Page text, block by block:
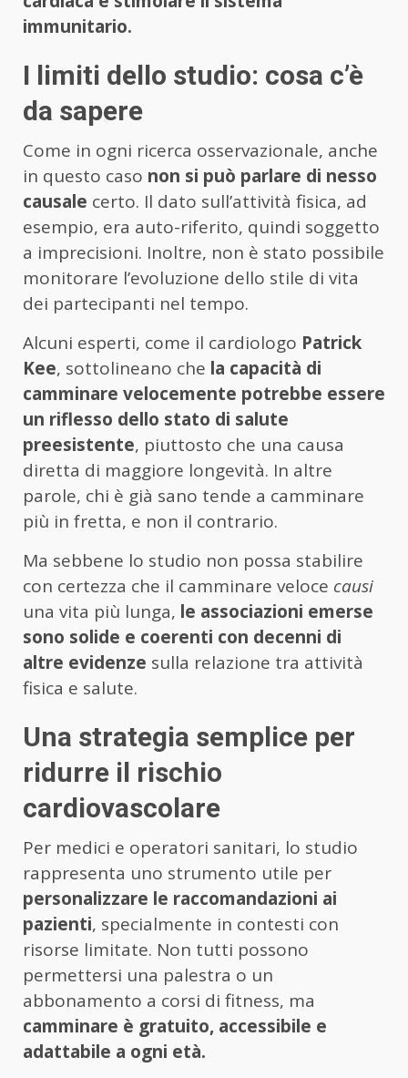
immunitario.
I limiti dello studio: cosa c’è
da sapere
Come in ogni ricerca osservazionale, anche
in questo caso non si può parlare di nesso
causale certo. Il dato sull’attività fisica, ad
esempio, era auto-riferito, quindi soggetto
a imprecisioni. Inoltre, non è stato possibile
monitorare l’evoluzione dello stile di vita
dei partecipanti nel tempo.
Alcuni esperti, come il cardiologo Patrick
Kee, sottolineano che la capacità di
camminare velocemente potrebbe essere
un riflesso dello stato di salute
preesistente, piuttosto che una causa
diretta di maggiore longevità. In altre
parole, chi è già sano tende a camminare
più in fretta, e non il contrario.
Ma sebbene lo studio non possa stabilire
con certezza che il camminare veloce causi
una vita più lunga, le associazioni emerse
sono solide e coerenti con decenni di
altre evidenze sulla relazione tra attività
fisica e salute.
Una strategia semplice per
ridurre il rischio
cardiovascolare
Per medici e operatori sanitari, lo studio
rappresenta uno strumento utile per
personalizzare le raccomandazioni ai
pazienti, specialmente in contesti con
risorse limitate. Non tutti possono
permettersi una palestra o un
abbonamento a corsi di fitness, ma
camminare è gratuito, accessibile e
adattabile a ogni età.